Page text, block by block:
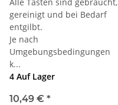
gereinigt und bei Bedarf
entgilbt.
Je nach
Umgebungsbedingungen
k...
4 Auf Lager
10,49 € *